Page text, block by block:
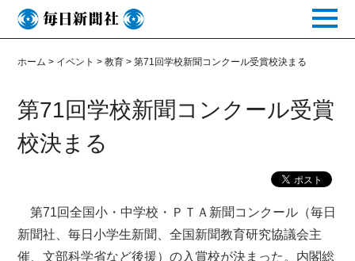
toggle
ホーム > イベント >教育 >第71回学校新聞コンクール受賞校決まる
第71回学校新聞コンクール受賞
校決まる
第71回全国小・中学校・ＰＴＡ新聞コンクール（毎日
新聞社、毎日小学生新聞、全国新聞教育研究協議会主
催、文部科学省など後援）の入賞校が決まった。内閣総